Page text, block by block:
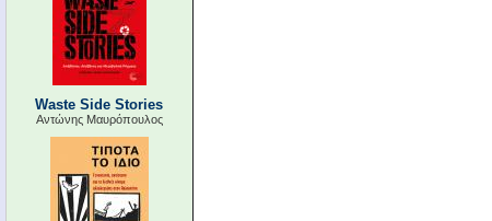
Waste Side Stories
Αντώνης Μαυρόπουλος